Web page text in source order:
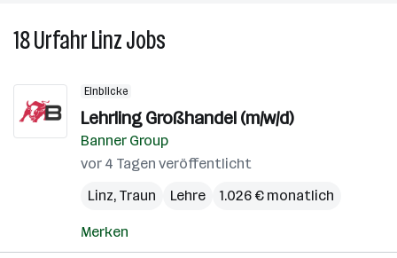
18Urfahr LinzJobs
Einblicke
Lehrling Großhandel (m/w/d)
Banner Group
vor 4 Tagen veröffentlicht
Linz, Traun Lehre 1.026 € monatlich
Merken